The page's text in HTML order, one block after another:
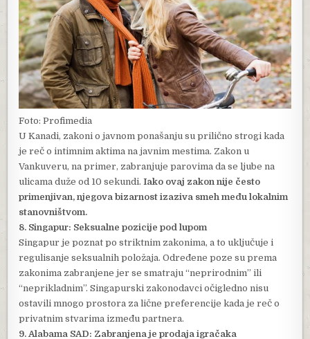
Foto: Profimedia
U Kanadi, zakoni o javnom ponašanju su prilično strogi kada
je reč o intimnim aktima na javnim mestima. Zakon u
Vankuveru, na primer, zabranjuje parovima da se ljube na
ulicama duže od 10 sekundi.Iako ovaj zakon nije često
primenjivan, njegova bizarnost izaziva smeh među lokalnim
stanovništvom.
8. Singapur: Seksualne pozicije pod lupom
Singapur je poznat po striktnim zakonima, a to uključuje i
regulisanje seksualnih položaja. Određene poze su prema
zakonima zabranjene jer se smatraju “neprirodnim” ili
“neprikladnim”. Singapurski zakonodavci očigledno nisu
ostavili mnogo prostora za lične preferencije kada je reč o
privatnim stvarima između partnera.
9. Alabama SAD: Zabranjena je prodaja igračaka